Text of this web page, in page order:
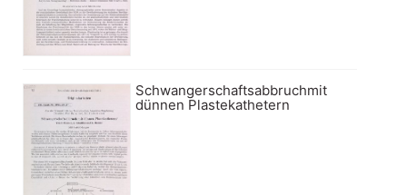
Schwangerschaftsabbruchmit
dünnen Plastekathetern